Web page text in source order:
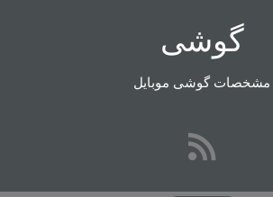
گوشی
مشخصات گوشی موبایل